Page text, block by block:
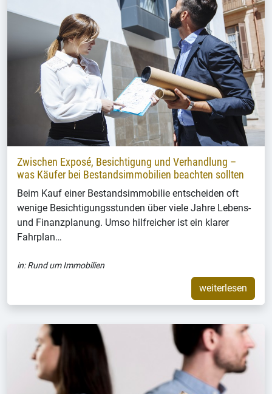
Zwischen Exposé, Besichtigung und Verhandlung –
was Käufer bei Bestandsimmobilien beachten sollten
Beim Kauf einer Bestandsimmobilie entscheiden oft
wenige Besichtigungsstunden über viele Jahre Lebens-
und Finanzplanung. Umso hilfreicher ist ein klarer
Fahrplan…
in:Rund um Immobilien
weiterlesen